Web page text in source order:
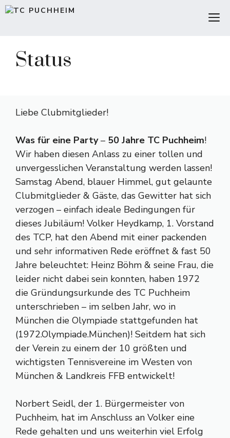
Zum
Status
Liebe Clubmitglieder!
Was für eine Party– 50 Jahre TC Puchheim!
Wir haben diesen Anlass zu einer tollen und
unvergesslichen Veranstaltung werden lassen!
Samstag Abend, blauer Himmel, gut gelaunte
Clubmitglieder & Gäste, das Gewitter hat sich
verzogen – einfach ideale Bedingungen für
dieses Jubiläum! Volker Heydkamp, 1. Vorstand
des TCP, hat den Abend mit einer packenden
und sehr informativen Rede eröffnet & fast 50
Jahre beleuchtet: Heinz Böhm & seine Frau, die
leider nicht dabei sein konnten, haben 1972
die Gründungsurkunde des TC Puchheim
unterschrieben – im selben Jahr, wo in
München die Olympiade stattgefunden hat
(1972.Olympiade.München)! Seitdem hat sich
der Verein zu einem der 10 größten und
wichtigsten Tennisvereine im Westen von
München & Landkreis FFB entwickelt!
Norbert Seidl, der 1. Bürgermeister von
Puchheim, hat im Anschluss an Volker eine
Rede gehalten und uns weiterhin viel Erfolg